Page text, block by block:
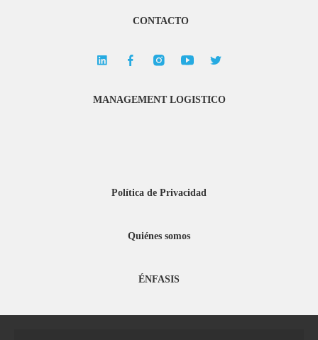
CONTACTO
MANAGEMENT LOGISTICO
Política de Privacidad
Quiénes somos
ÉNFASIS